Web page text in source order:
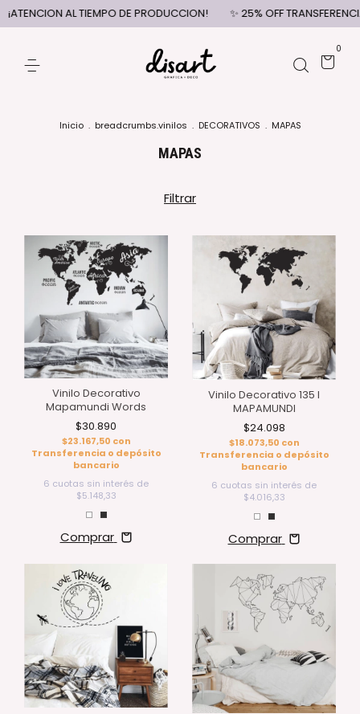
AL TIEMPO DE PRODUCCION! ✨ 25% OFF
0
Inicio . breadcrumbs.vinilos . DECORATIVOS . MAPAS
MAPAS
Filtrar
Vinilo Decorativo
Mapamundi Words
$30.890
$23.167,50 con
Transferencia o depósito
bancario
6 cuotas sin interés de
$5.148,33
Comprar
Vinilo Decorativo 135 l
MAPAMUNDI
$24.098
$18.073,50 con
Transferencia o depósito
bancario
6 cuotas sin interés de
$4.016,33
Comprar